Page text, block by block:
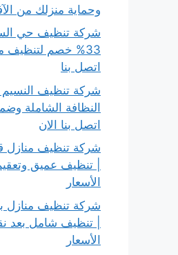
وحماية منزلك من
شركة تنظيف حي
33% خصم لتنظيف
اتصل بنا
شركة تنظيف
اتصل بنا الان
شركة تنظيف منازل
| تنظيف عميق
الأسعار
شركة تنظيف منازل
| تنظيف شامل بعد
الأسعار